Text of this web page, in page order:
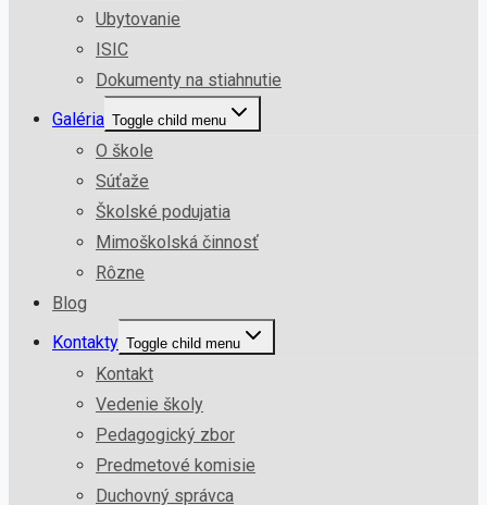
Ubytovanie
ISIC
Dokumenty na stiahnutie
Galéria Toggle child menu
O škole
Súťaže
Školské podujatia
Mimoškolská činnosť
Rôzne
Blog
Kontakty Toggle child menu
Kontakt
Vedenie školy
Pedagogický zbor
Predmetové komisie
Duchovný správca